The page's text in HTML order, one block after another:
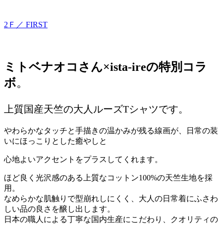
2Ｆ／ FIRST
ミトベナオコさん×ista-ireの特別コラ
ボ。
上質国産天竺の大人ルーズTシャツです。
やわらかなタッチと手描きの温かみが残る線画が、日常の装
いにほっこりとした癒やしと
心地よいアクセントをプラスしてくれます。
ほど良く光沢感のある上質なコットン100%の天竺生地を採
用。
なめらかな肌触りで型崩れしにくく、大人の日常着にふさわ
しい品の良さを醸し出します。
日本の職人による丁寧な国内生産にこだわり、クオリティの